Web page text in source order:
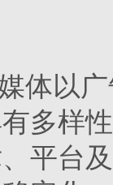
体以
多样
平台